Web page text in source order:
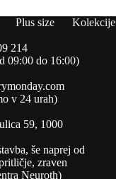
Plus size
Kolekcije
214
09:00 do 16:00)
v 24 urah)
59, 1000
še naprej od
zraven
Neuroth)